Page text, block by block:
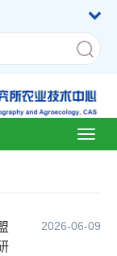
2026-06-09